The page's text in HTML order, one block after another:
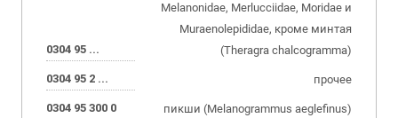
0304 95 ...
Melanonidae, Merlucciidae, Moridae и
Muraenolepididae, кроме минтая
(Theragra chalcogramma)
0304 95 2 ... прочее
0304 95 300 0 пикши (Melanogrammus aeglefinus)